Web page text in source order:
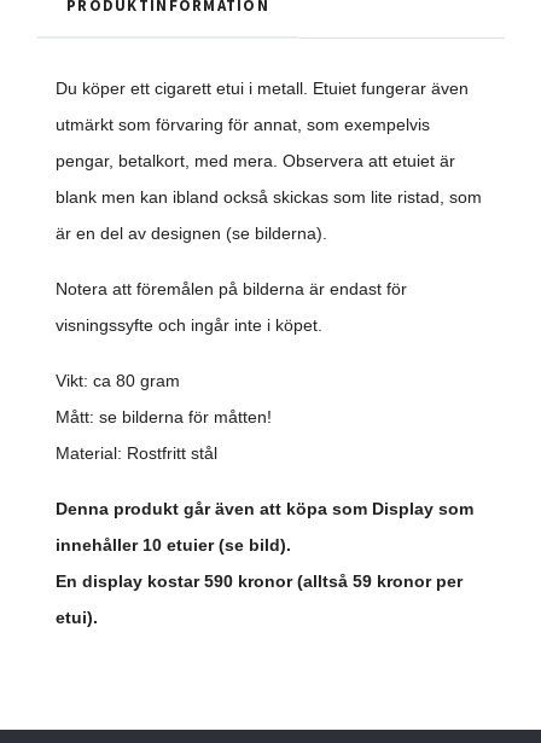
PRODUKTINFORMATION
Du köper ett cigarett etui i metall. Etuiet fungerar även
utmärkt som förvaring för annat, som exempelvis
pengar, betalkort, med mera. Observera att etuiet är
blank men kan ibland också skickas som lite ristad, som
är en del av designen (se bilderna).
Notera att föremålen på bilderna är endast för
visningssyfte och ingår inte i köpet.
Vikt: ca 80 gram
Mått: se bilderna för måtten!
Material: Rostfritt stål
Denna produkt går även att köpa som Display som
innehåller 10 etuier (se bild).
En display kostar 590 kronor (alltså 59 kronor per
etui).